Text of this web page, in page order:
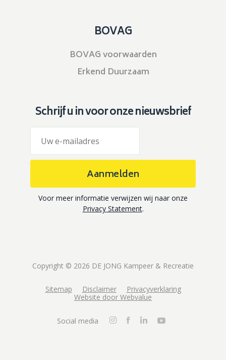
BOVAG
BOVAG voorwaarden
Erkend Duurzaam
Schrijf u in voor onze nieuwsbrief
Aanmelden
Voor meer informatie verwijzen wij naar onze
Privacy Statement.
Copyright © 2026 DE JONG Kampeer & Recreatie
Sitemap Disclaimer
Privacyverklaring
Website door Webvalue
Social media